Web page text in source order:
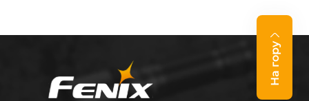
Ліхтарі виробництва Fenix – справжні «промені
сонця в кишені». Кожен, від надпотужного
професійного ліхтаря з LED до мініатюрного
брелока-ліхтарика, гідно виконує свою роботу.
Ліхтарі Фенікс відрізняються високою
На гору